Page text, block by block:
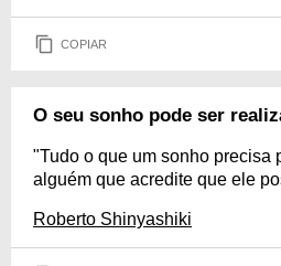
COPIAR
O seu sonho pode ser
"Tudo o que um sonho precisa
alguém que acredite que ele
Roberto Shinyashiki